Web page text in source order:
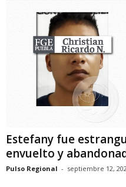
Estefany fue
envuelto y
Pulso Regional - septiembre 12,